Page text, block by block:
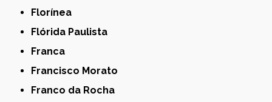
Florínea
Flórida Paulista
Franca
Francisco Morato
Franco da Rocha